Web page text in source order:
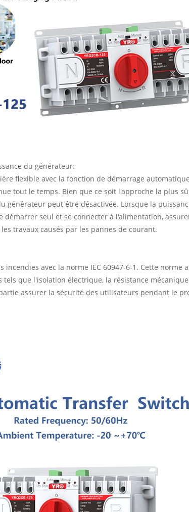
du générateur:
flexible avec la fonction de démarrage
tout le temps. Bien que ce soit l'approche la plus
générateur peut être désactivée. Lorsque la
seul et se connecter à l'alimentation,
travaux causés par les pannes de courant.
incendies avec la norme IEC 60947-6-1. Cette
que l'isolation électrique, la résistance
assurer la sécurité des utilisateurs pendant le